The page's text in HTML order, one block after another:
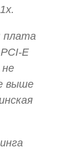
плата
E
выше